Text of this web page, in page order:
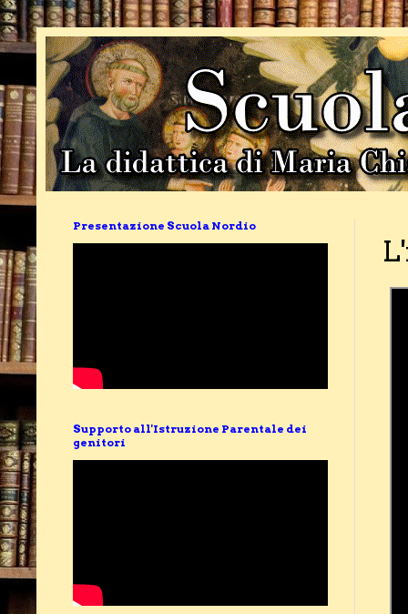
Presentazione Scuola Nordio
Supporto all'Istruzione Parentale dei
genitori